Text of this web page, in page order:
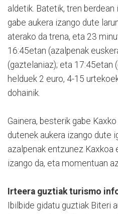
aldetik. Batetik, tren
gabe aukera izango dute
aterako da trena, eta 23
16:45­etan (azalpenak
(gaztelaniaz); eta 17:45etan
helduek 2 euro, 4-15
dohainik.
Gainera, besterik gabe
dutenek aukera izango dute
azalpenak entzunez Kaxkoa
izango da, eta momentuan
Irteera guztiak turismo
Ibilbide gidatu guztiak Biteri